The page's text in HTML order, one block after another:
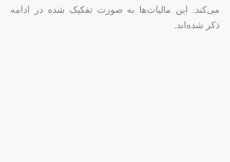
می‌کند. این مالیات‌ها به صورت تفکیک شده در ادامه
ذکر شده‌اند.